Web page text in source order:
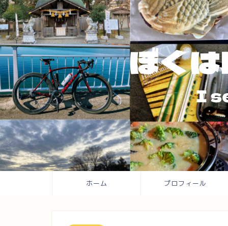
ホーム プロフィール